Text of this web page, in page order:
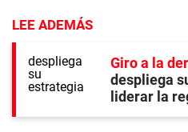
LEE ADEMÁS
Giro a la
despliega
liderar la